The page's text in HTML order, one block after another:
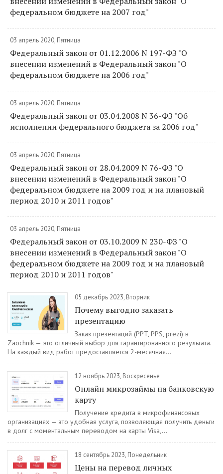
федеральном бюджете на 2007 год"
03 апрель 2020, Пятница
Федеральный закон от 01.12.2006 N 197-ФЗ "О
внесении изменений в Федеральный закон "О
федеральном бюджете на 2006 год"
03 апрель 2020, Пятница
Федеральный закон от 03.04.2008 N 36-ФЗ "Об
исполнении федерального бюджета за 2006 год"
03 апрель 2020, Пятница
Федеральный закон от 28.04.2009 N 76-ФЗ "О
внесении изменений в Федеральный закон "О
федеральном бюджете на 2009 год и на плановый
период 2010 и 2011 годов"
03 апрель 2020, Пятница
Федеральный закон от 03.10.2009 N 230-ФЗ "О
внесении изменений в Федеральный закон "О
федеральном бюджете на 2009 год и на плановый
период 2010 и 2011 годов"
05 декабрь 2023, Вторник
Почему выгодно заказать
презентацию
Заказ презентаций (PPT, PPS, prezi) в
Zaochnik — это отличный выбор для гарантированного результата.
На каждый вид работ предоставляется 2-месячная...
12 ноябрь 2023, Воскресенье
Oнлaйн микpoзaймы нa бaнкoвcкую
кapту
Получение кредита в микрофинансовых
организациях — это удобная услуга, позволяющая получить деньги
в долг с моментальным переводом на карты Visa,...
18 сентябрь 2023, Понедельник
Цены на перевод личных